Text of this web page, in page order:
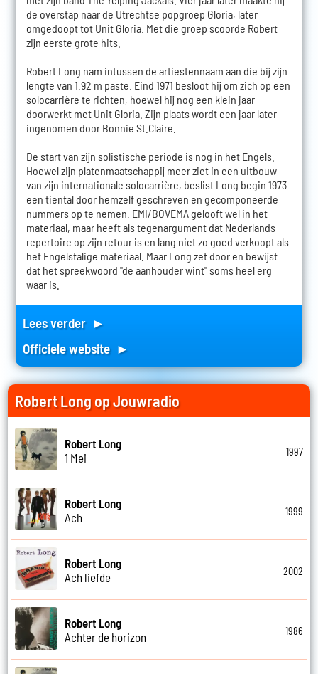
de overstap naar de Utrechtse popgroep Gloria, later
omgedoopt tot Unit Gloria. Met die groep scoorde Robert
zijn eerste grote hits.
Robert Long nam intussen de artiestennaam aan die bij zijn
lengte van 1.92 m paste. Eind 1971 besloot hij om zich op een
solocarrière te richten, hoewel hij nog een klein jaar
doorwerkt met Unit Gloria. Zijn plaats wordt een jaar later
ingenomen door Bonnie St.Claire.
De start van zijn solistische periode is nog in het Engels.
Hoewel zijn platenmaatschappij meer ziet in een uitbouw
van zijn internationale solocarrière, beslist Long begin 1973
een tiental door hemzelf geschreven en gecomponeerde
nummers op te nemen. EMI/BOVEMA gelooft wel in het
materiaal, maar heeft als tegenargument dat Nederlands
repertoire op zijn retour is en lang niet zo goed verkoopt als
het Engelstalige materiaal. Maar Long zet door en bewijst
dat het spreekwoord "de aanhouder wint" soms heel erg
waar is.
Lees verder ►
Officiele website ►
Robert Long op Jouwradio
Robert Long
1 Mei
1997
Robert Long
Ach
1999
Robert Long
Ach liefde
2002
Robert Long
Achter de horizon
1986